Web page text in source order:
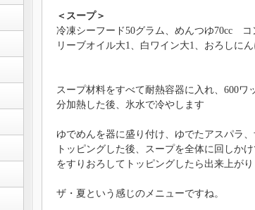
＜スープ＞
冷凍シーフード50グラム、めんつゆ70cc コ
リーブオイル大1、白ワイン大1、おろしに
スープ材料をすべて耐熱容器に入れ、600ワ
分加熱した後、氷水で冷やします
ゆでめんを器に盛り付け、ゆでたアスパラ
トッピングした後、スープを全体に回しか
をすりおろしてトッピングしたら出来上がり
ザ・夏という感じのメニューですね。